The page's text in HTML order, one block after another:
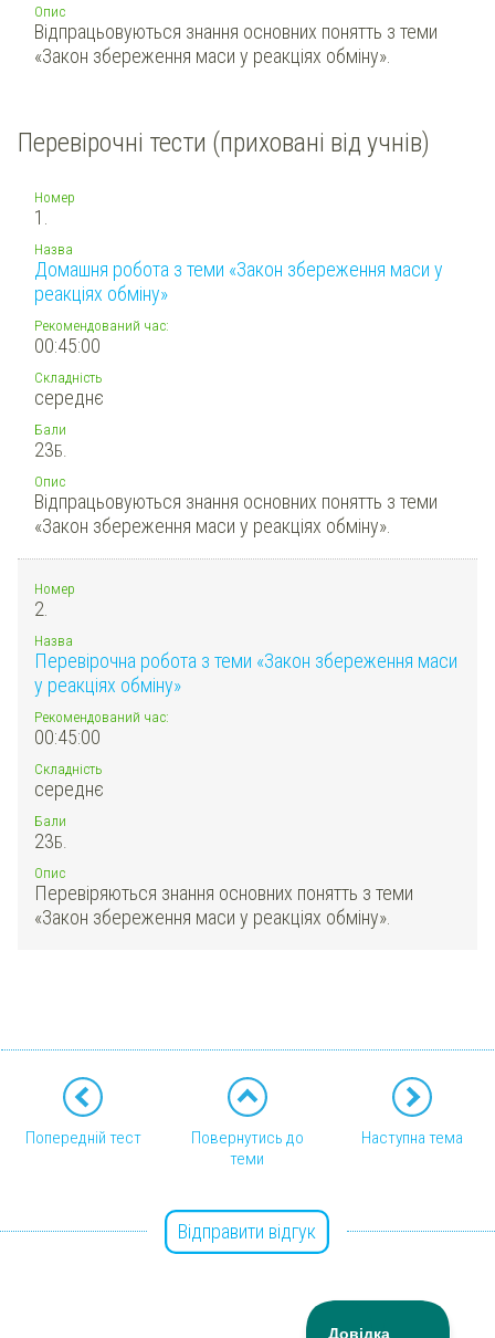
Опис
Відпрацьовуються знання основних понятть з теми
«Закон збереження маси у реакціях обміну».
Перевірочні тести (приховані від учнів)
Номер
1.
Назва
Домашня робота з теми «Закон збереження маси у
реакціях обміну»
Рекомендований час:
00:45:00
Складність
середнє
Бали
23Б.
Опис
Відпрацьовуються знання основних понятть з теми
«Закон збереження маси у реакціях обміну».
Номер
2.
Назва
Перевірочна робота з теми «Закон збереження маси
у реакціях обміну»
Рекомендований час:
00:45:00
Складність
середнє
Бали
23Б.
Опис
Перевіряються знання основних понятть з теми
«Закон збереження маси у реакціях обміну».
Попередній тест
Повернутись до
теми
Наступна тема
Відправити відгук